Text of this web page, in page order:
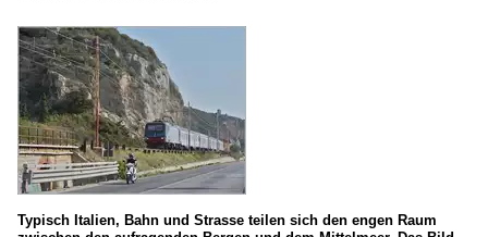
Typisch Italien, Bahn und Strasse teilen sich den engen Raum